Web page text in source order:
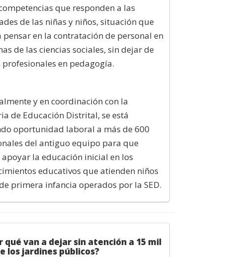
que responden a las
de las niñas y niños, situación que
pensar en la contratación de personal en
de las ciencias sociales, sin dejar de
profesionales en pedagogía.
y en coordinación con la
de Educación Distrital, se está
oportunidad laboral a más de 600
del antiguo equipo para que
la educación inicial en los
educativos que atienden niños
primera infancia operados por la SED.
qué van a dejar sin atención a 15 mil
los jardines públicos?